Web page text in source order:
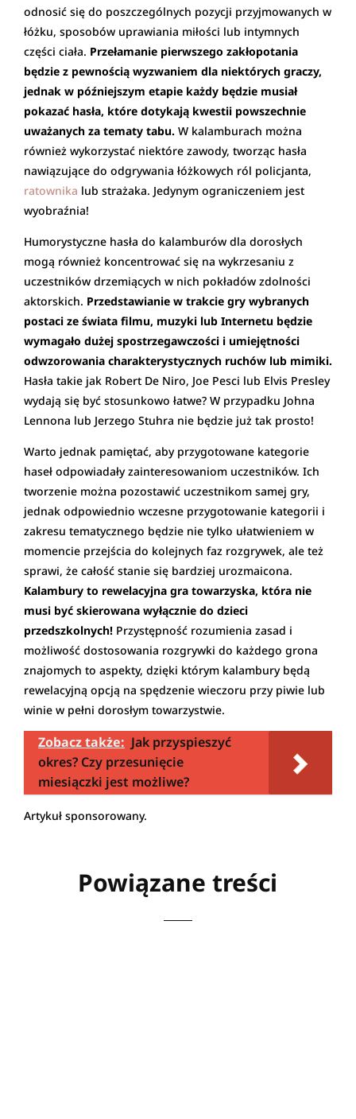
odnosić się do poszczególnych pozycji przyjmowanych w
łóżku, sposobów uprawiania miłości lub intymnych
części ciała. Przełamanie pierwszego zakłopotania
będzie z pewnością wyzwaniem dla niektórych graczy,
jednak w późniejszym etapie każdy będzie musiał
pokazać hasła, które dotykają kwestii powszechnie
uważanych za tematy tabu. W kalamburach można
również wykorzystać niektóre zawody, tworząc hasła
nawiązujące do odgrywania łóżkowych ról policjanta,
ratownika lub strażaka. Jedynym ograniczeniem jest
wyobraźnia!
Humorystyczne hasła do kalamburów dla dorosłych
mogą również koncentrować się na wykrzesaniu z
uczestników drzemiących w nich pokładów zdolności
aktorskich. Przedstawianie w trakcie gry wybranych
postaci ze świata filmu, muzyki lub Internetu będzie
wymagało dużej spostrzegawczości i umiejętności
odwzorowania charakterystycznych ruchów lub mimiki.
Hasła takie jak Robert De Niro, Joe Pesci lub Elvis Presley
wydają się być stosunkowo łatwe? W przypadku Johna
Lennona lub Jerzego Stuhra nie będzie już tak prosto!
Warto jednak pamiętać, aby przygotowane kategorie
haseł odpowiadały zainteresowaniom uczestników. Ich
tworzenie można pozostawić uczestnikom samej gry,
jednak odpowiednio wczesne przygotowanie kategorii i
zakresu tematycznego będzie nie tylko ułatwieniem w
momencie przejścia do kolejnych faz rozgrywek, ale też
sprawi, że całość stanie się bardziej urozmaicona.
Kalambury to rewelacyjna gra towarzyska, która nie
musi być skierowana wyłącznie do dzieci
przedszkolnych! Przystępność rozumienia zasad i
możliwość dostosowania rozgrywki do każdego grona
znajomych to aspekty, dzięki którym kalambury będą
rewelacyjną opcją na spędzenie wieczoru przy piwie lub
winie w pełni dorosłym towarzystwie.
Zobacz także: Jak przyspieszyć
okres? Czy przesunięcie
miesiączki jest możliwe?
Artykuł sponsorowany.
Powiązane treści